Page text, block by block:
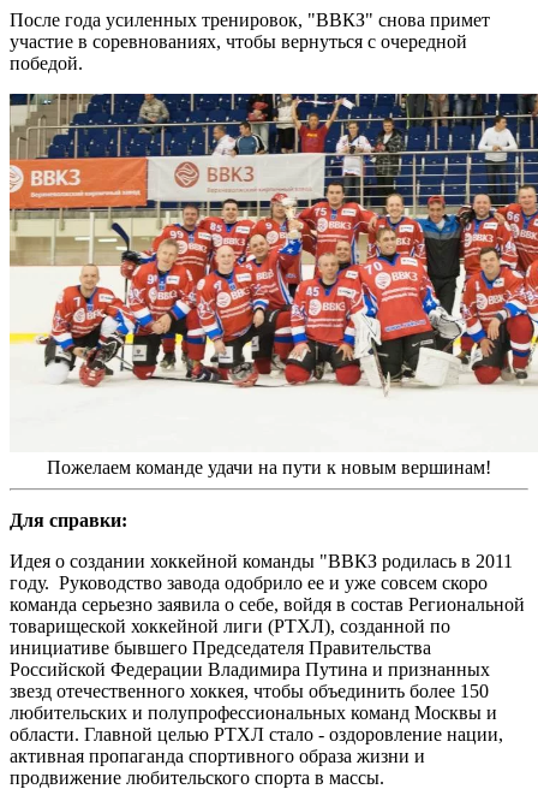
После года усиленных тренировок, "ВВКЗ" снова примет
участие в соревнованиях, чтобы вернуться с очередной
победой.
Пожелаем команде удачи на пути к новым вершинам!
Для справки:
Идея о создании хоккейной команды "ВВКЗ родилась в 2011
году. Руководство завода одобрило ее и уже совсем скоро
команда серьезно заявила о себе, войдя в состав Региональной
товарищеской хоккейной лиги (РТХЛ), созданной по
инициативе бывшего Председателя Правительства
Российской Федерации Владимира Путина и признанных
звезд отечественного хоккея, чтобы объединить более 150
любительских и полупрофессиональных команд Москвы и
области. Главной целью РТХЛ стало - оздоровление нации,
активная пропаганда спортивного образа жизни и
продвижение любительского спорта в массы.